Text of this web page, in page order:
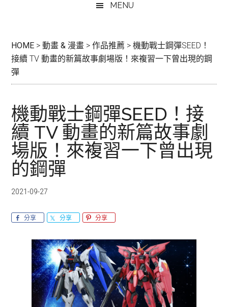
MENU
HOME >動畫 & 漫畫 >作品推薦 >機動戰士鋼彈SEED！
接續 TV 動畫的新篇故事劇場版！來複習一下曾出現的鋼
彈
機動戰士鋼彈SEED！接
續 TV 動畫的新篇故事劇
場版！來複習一下曾出現
的鋼彈
2021-09-27
分享 分享 分享